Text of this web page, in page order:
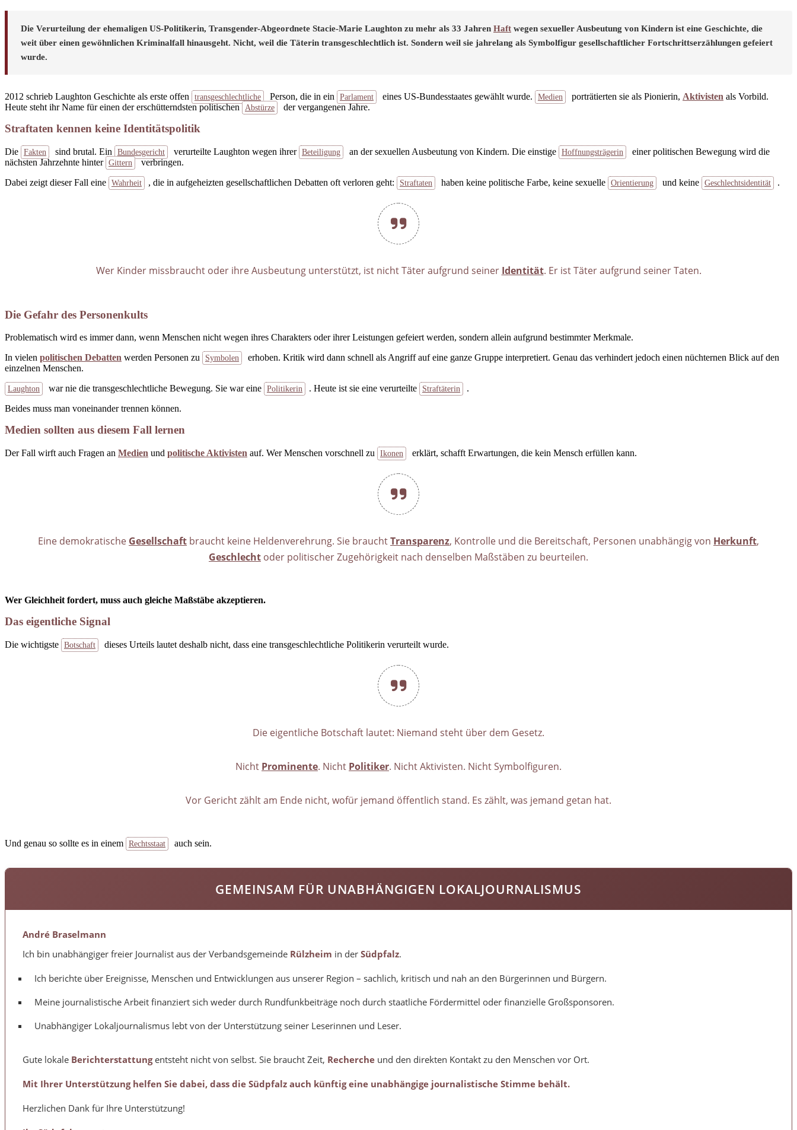
Die Verurteilung der ehemaligen US-Politikerin, Transgender-Abgeordnete Stacie-Marie Laughton zu mehr als 33 Jahren Haft wegen sexueller Ausbeutung von Kindern ist eine Geschichte, die
weit über einen gewöhnlichen Kriminalfall hinausgeht. Nicht, weil die Täterin transgeschlechtlich ist. Sondern weil sie jahrelang als Symbolfigur gesellschaftlicher Fortschrittserzählungen gefeiert
wurde.
2012 schrieb Laughton Geschichte als erste offen transgeschlechtliche Person, die in ein Parlament eines US-Bundesstaates gewählt wurde. Medien porträtierten sie als Pionierin, Aktivisten als Vorbild.
Heute steht ihr Name für einen der erschütterndsten politischen Abstürze der vergangenen Jahre.
Straftaten kennen keine Identitätspolitik
Die Fakten sind brutal. Ein Bundesgericht verurteilte Laughton wegen ihrer Beteiligung an der sexuellen Ausbeutung von Kindern. Die einstige Hoffnungsträgerin
einer politischen Bewegung wird die
nächsten Jahrzehnte hinter Gittern
verbringen.
Dabei zeigt dieser Fall eine Wahrheit , die in aufgeheizten gesellschaftlichen Debatten oft verloren geht: Straftaten haben keine politische Farbe, keine sexuelle Orientierung und keine Geschlechtsidentität .
Wer Kinder missbraucht oder ihre Ausbeutung unterstützt, ist nicht Täter aufgrund seiner Identität. Er ist Täter aufgrund seiner Taten.
Die Gefahr des Personenkults
Problematisch wird es immer dann, wenn Menschen nicht wegen ihres Charakters oder ihrer Leistungen gefeiert werden, sondern allein aufgrund bestimmter Merkmale.
In vielen politischen Debatten werden Personen zu Symbolen
erhoben. Kritik wird dann schnell als Angriff auf eine ganze Gruppe interpretiert. Genau das verhindert jedoch einen nüchternen Blick auf den
einzelnen Menschen.
Laughton war nie die transgeschlechtliche Bewegung. Sie war eine Politikerin . Heute ist sie eine verurteilte Straftäterin
.
Beides muss man voneinander trennen können.
Medien sollten aus diesem Fall lernen
Der Fall wirft auch Fragen an Medien und politische Aktivisten auf. Wer Menschen vorschnell zu Ikonen erklärt, schafft Erwartungen, die kein Mensch erfüllen kann.
Eine demokratische Gesellschaft braucht keine Heldenverehrung. Sie brauchtTransparenz, Kontrolle und die Bereitschaft, Personen unabhängig von Herkunft,
Geschlecht oder politischer Zugehörigkeit nach denselben Maßstäben zu beurteilen.
Wer Gleichheit fordert, muss auch gleiche Maßstäbe akzeptieren.
Das eigentliche Signal
Die wichtigste Botschaft dieses Urteils lautet deshalb nicht, dass eine transgeschlechtliche Politikerin verurteilt wurde.
Die eigentliche Botschaft lautet: Niemand steht über dem Gesetz.
Nicht Prominente. Nicht Politiker. Nicht Aktivisten. Nicht Symbolfiguren.
Vor Gericht zählt am Ende nicht, wofür jemand öffentlich stand. Es zählt, was jemand getan hat.
Und genau so sollte es in einem Rechtsstaat auch sein.
GEMEINSAM FÜR UNABHÄNGIGEN LOKALJOURNALISMUS
André Braselmann
Ich bin unabhängiger freier Journalist aus der Verbandsgemeinde Rülzheim in der Südpfalz.
Ich berichte über Ereignisse, Menschen und Entwicklungen aus unserer Region – sachlich, kritisch und nah an den Bürgerinnen und Bürgern.
Meine journalistische Arbeit finanziert sich weder durch Rundfunkbeiträge noch durch staatliche Fördermittel oder finanzielle Großsponsoren.
Unabhängiger Lokaljournalismus lebt von der Unterstützung seiner Leserinnen und Leser.
Gute lokale Berichterstattungentsteht nicht von selbst. Sie braucht Zeit, Rechercheund den direkten Kontakt zu den Menschen vor Ort.
Mit Ihrer Unterstützung helfen Sie dabei, dass die Südpfalz auch künftig eine unabhängige journalistische Stimme behält.
Herzlichen Dank für Ihre Unterstützung!